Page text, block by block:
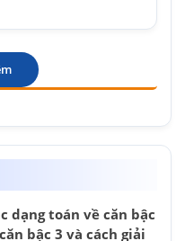
dạng toán về căn bậc
bậc 3 và cách giải